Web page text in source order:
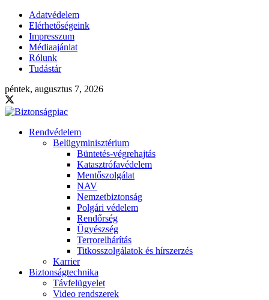
Adatvédelem
Elérhetőségeink
Impresszum
Médiaajánlat
Rólunk
Tudástár
péntek, augusztus 7, 2026
Rendvédelem
Belügyminisztérium
Büntetés-végrehajtás
Katasztrófavédelem
Mentőszolgálat
NAV
Nemzetbiztonság
Polgári védelem
Rendőrség
Ügyészség
Terrorelhárítás
Titkosszolgálatok és hírszerzés
Karrier
Biztonságtechnika
Távfelügyelet
Video rendszerek